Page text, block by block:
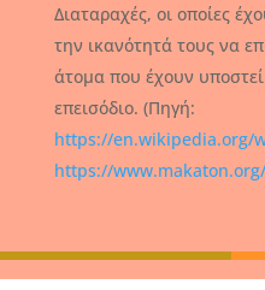
Διαταραχές, οι οποίες
την ικανότητά τους να
άτομα που έχουν
επεισόδιο. (Πηγή:
https://en.wikipedia.org/
https://www.makaton.org/